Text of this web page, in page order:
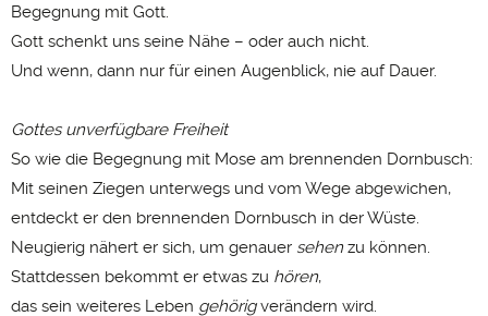
Begegnung mit Gott.
Gott schenkt uns seine Nähe – oder auch nicht.
Und wenn, dann nur für einen Augenblick, nie auf Dauer.
Gottes unverfügbare Freiheit
So wie die Begegnung mit Mose am brennenden Dornbusch:
Mit seinen Ziegen unterwegs und vom Wege abgewichen,
entdeckt er den brennenden Dornbusch in der Wüste.
Neugierig nähert er sich, um genauer sehenzu können.
Stattdessen bekommt er etwas zu hören,
das sein weiteres Leben gehörigverändern wird.